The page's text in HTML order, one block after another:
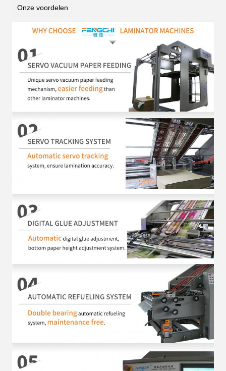
Onze voordelen